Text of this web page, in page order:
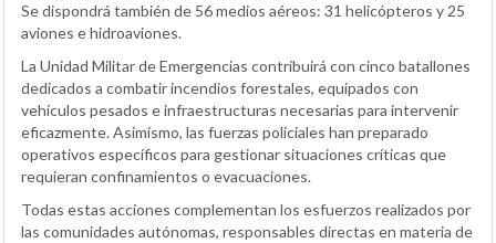
Se dispondrá también de 56 medios aéreos: 31 helicópteros y 25
aviones e hidroaviones.
La Unidad Militar de Emergencias contribuirá con cinco batallones
dedicados a combatir incendios forestales, equipados con
vehículos pesados e infraestructuras necesarias para intervenir
eficazmente. Asimismo, las fuerzas policiales han preparado
operativos específicos para gestionar situaciones críticas que
requieran confinamientos o evacuaciones.
Todas estas acciones complementan los esfuerzos realizados por
las comunidades autónomas, responsables directas en materia de